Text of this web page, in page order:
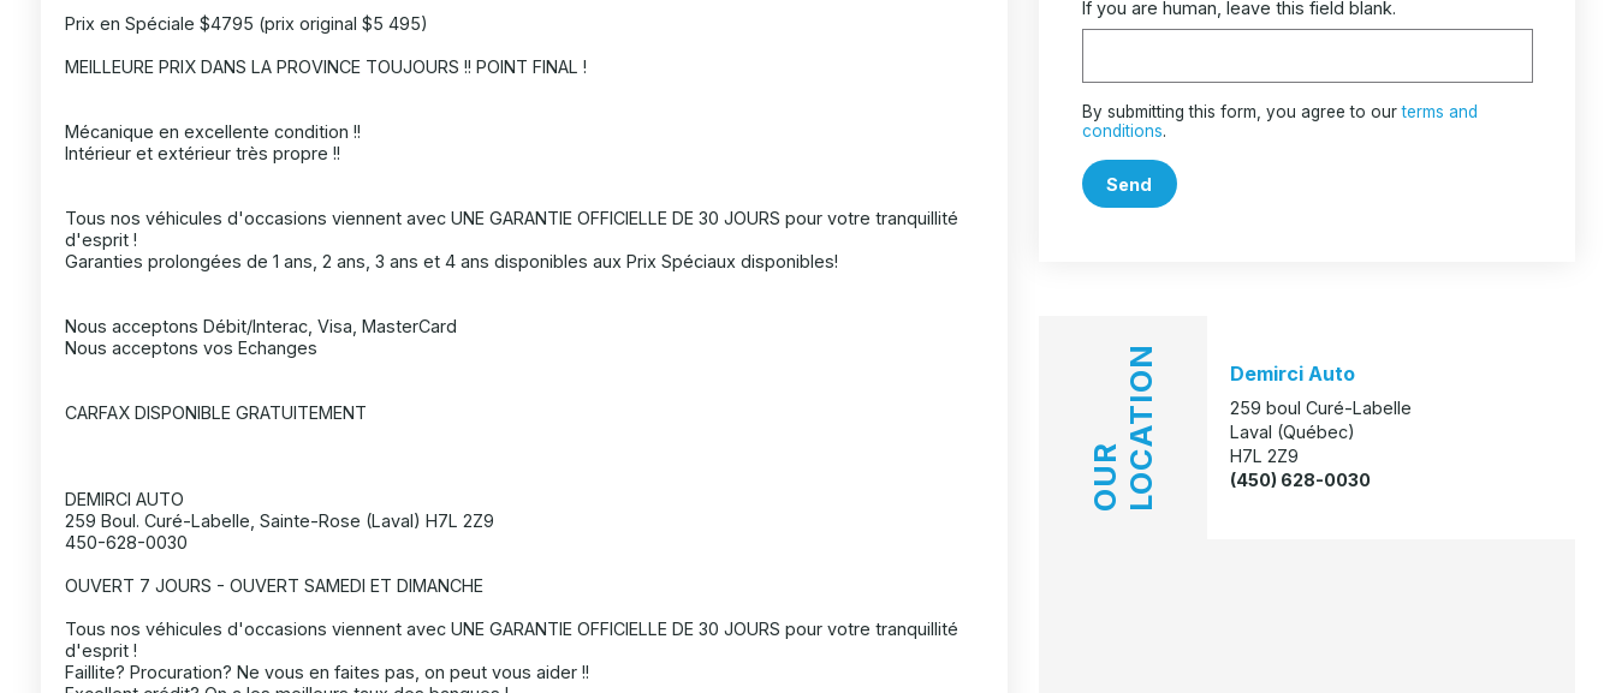
Prix en Spéciale $4795 (prix original $5 495)
MEILLEURE PRIX DANS LA PROVINCE TOUJOURS !! POINT FINAL !
Mécanique en excellente condition !!
Intérieur et extérieur très propre !!
Tous nos véhicules d'occasions viennent avec UNE GARANTIE OFFICIELLE DE 30 JOURS pour votre tranquillité
d'esprit !
Garanties prolongées de 1 ans, 2 ans, 3 ans et 4 ans disponibles aux Prix Spéciaux disponibles!
Nous acceptons Débit/Interac, Visa, MasterCard
Nous acceptons vos Echanges
CARFAX DISPONIBLE GRATUITEMENT
DEMIRCI AUTO
259 Boul. Curé-Labelle, Sainte-Rose (Laval) H7L 2Z9
450-628-0030
OUVERT 7 JOURS - OUVERT SAMEDI ET DIMANCHE
Tous nos véhicules d'occasions viennent avec UNE GARANTIE OFFICIELLE DE 30 JOURS pour votre tranquillité
d'esprit !
Faillite? Procuration? Ne vous en faites pas, on peut vous aider !!
If you are human, leave this field blank.
By submitting this form, you agree to ourterms and
conditions.
Send
OUR LOCATION Demirci Auto
259 boul Curé-Labelle
Laval (Québec)
H7L 2Z9
(450) 628-0030